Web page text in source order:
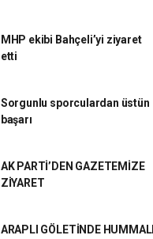
MHP ekibi Bahçeli’yi ziyaret
etti
Sorgunlu sporculardan üstün
başarı
AK PARTİ’DEN GAZETEMİZE
ZİYARET
ARAPLI GÖLETİNDE HUMMALI